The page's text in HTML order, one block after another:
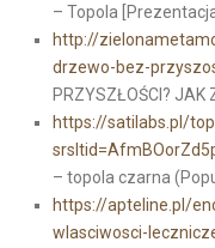
– Topola
http://
drzewo-bez-
PRZYSZŁOŚCI? JAK
https://satilabs.pl/
– topola czarna
https://apteline.pl/
wlasciwosci-